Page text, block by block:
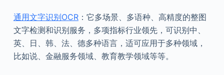
通用文字识别OCR：它多场景、多语种、高精度的整图
文字检测和识别服务，多项指标行业领先，可识别中、
英、日、韩、法、德多种语言，适可应用于多种领域，
比如说、金融服务领域、教育教学领域等等。